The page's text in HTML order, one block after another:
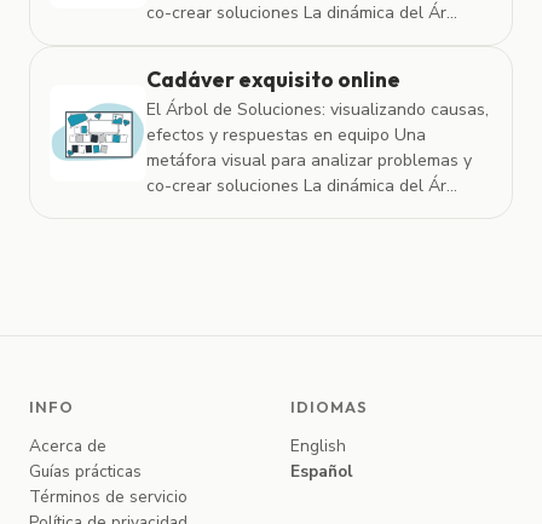
co-crear soluciones La dinámica del Ár...
Cadáver exquisito online
El Árbol de Soluciones: visualizando causas,
efectos y respuestas en equipo Una
metáfora visual para analizar problemas y
co-crear soluciones La dinámica del Ár...
INFO
Acerca de
Guías prácticas
Términos de servicio
IDIOMAS
English
Español